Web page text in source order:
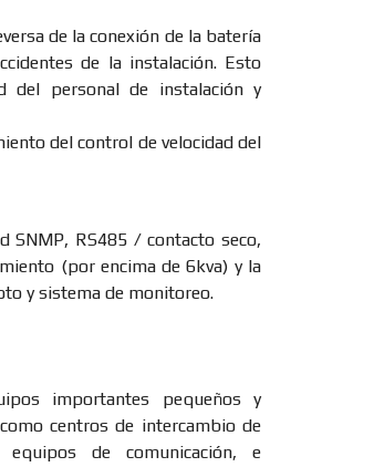
de la conexión de la batería
de la instalación. Esto
del personal de instalación y
del control de velocidad del
SNMP, RS485 / contacto seco,
(por encima de 6kva) y la
y sistema de monitoreo.
importantes pequeños y
centros de intercambio de
de comunicación, e